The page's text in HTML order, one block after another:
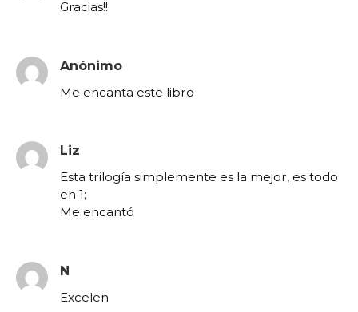
Gracias!!
Anónimo
Me encanta este libro
Liz
Esta trilogía simplemente es la mejor, es todo
en 1;
Me encantó
N
Excelen